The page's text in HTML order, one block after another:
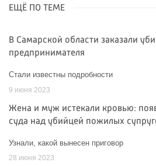
ЕЩЁ ПО ТЕМЕ
В Самарской области заказали
предпринимателя
Стали известны подробности
9 июня 2023
Жена и муж истекали кровью:
суда над убийцей пожилых
Узнали, какой вынесен приговор
28 июня 2023